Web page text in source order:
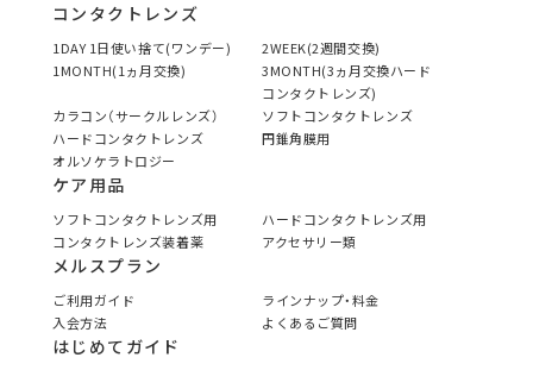
コンタクトレンズ
1DAY 1日使い捨て(ワンデー)
2WEEK(2週間交換)
1MONTH(1ヵ月交換)
3MONTH(3ヵ月交換ハード
コンタクトレンズ)
カラコン（サークルレンズ）
ソフトコンタクトレンズ
ハードコンタクトレンズ
円錐角膜用
オルソケラトロジー
ケア用品
ソフトコンタクトレンズ用
ハードコンタクトレンズ用
コンタクトレンズ装着薬
アクセサリー類
メルスプラン
ご利用ガイド
ラインナップ・料金
入会方法
よくあるご質問
はじめてガイド